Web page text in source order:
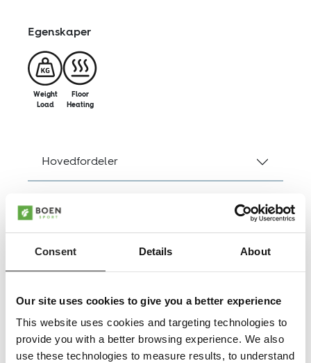
Consent Details About
Our site uses cookies to give you a better experience
This website uses cookies and targeting technologies to
provide you with a better browsing experience. We also
use these technologies to measure results, to understand
Egenskaper
Weight
Load
Floor
Heating
Hovedfordeler
EN14904
Nedlastinger, Datablad